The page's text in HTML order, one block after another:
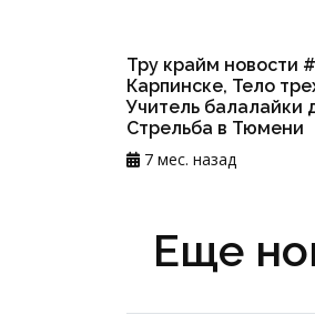
Тру крайм новости
Карпинске, Тело
Учитель балалайки
Стрельба в Тюмени
7 мес. назад
Еще